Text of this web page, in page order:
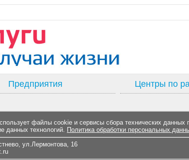
Предприятия Центры по
файлы cookie и сервисы сбора технических данных
данных технологий. Политика обработки персональных
ул.Лермонтова, 16